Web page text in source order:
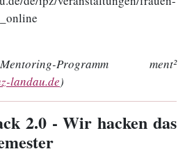
Programm ment²
landau.de)
2.0 - Wir hacken das